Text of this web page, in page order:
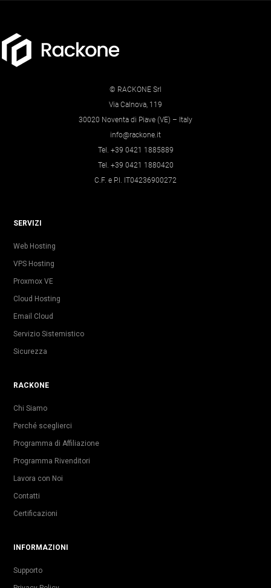
© RACKONE Srl
Via Calnova, 119
30020 Noventa di Piave (VE) – Italy
info@rackone.it
Tel. +39 0421 1885889
Tel. +39 0421 1880420
C.F. e P.I. IT04236900272
SERVIZI
Web Hosting
VPS Hosting
Proxmox VE
Cloud Hosting
Email Cloud
Servizio Sistemistico
Sicurezza
RACKONE
Chi Siamo
Perché sceglierci
Programma di Affiliazione
Programma Rivenditori
Lavora con Noi
Contatti
Certificazioni
INFORMAZIONI
Supporto